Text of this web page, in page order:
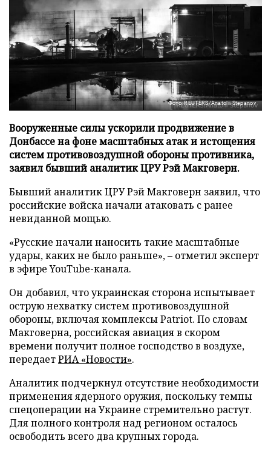
Фото: REUTERS/Anatolii Stepanov
Вооруженные силы ускорили продвижение в
Донбассе на фоне масштабных атак и истощения
систем противовоздушной обороны противника,
заявил бывший аналитик ЦРУ Рэй Макговерн.
Бывший аналитик ЦРУ Рэй Макговерн заявил, что
российские войска начали атаковать с ранее
невиданной мощью.
«Русские начали наносить такие масштабные
удары, каких не было раньше», – отметил эксперт
в эфире YouTube-канала.
Он добавил, что украинская сторона испытывает
острую нехватку систем противовоздушной
обороны, включая комплексы Patriot. По словам
Макговерна, российская авиация в скором
времени получит полное господство в воздухе,
передаетРИА «Новости».
Аналитик подчеркнул отсутствие необходимости
применения ядерного оружия, поскольку темпы
спецоперации на Украине стремительно растут.
Для полного контроля над регионом осталось
освободить всего два крупных города.